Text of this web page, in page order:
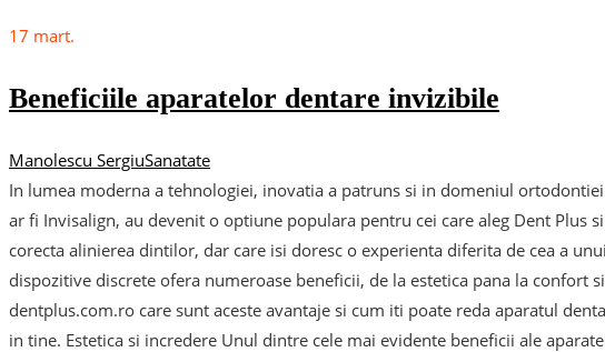
17 mart.
Beneficiile aparatelor dentare invizibile
Manolescu SergiuSanatate
In lumea moderna a tehnologiei, inovatia a patruns si in domeniul
ar fi Invisalign, au devenit o optiune populara pentru cei care aleg Dent Plus
corecta alinierea dintilor, dar care isi doresc o experienta diferita de cea a
dispozitive discrete ofera numeroase beneficii, de la estetica pana la confort
dentplus.com.ro care sunt aceste avantaje si cum iti poate reda aparatul
in tine. Estetica si incredere Unul dintre cele mai evidente beneficii ale